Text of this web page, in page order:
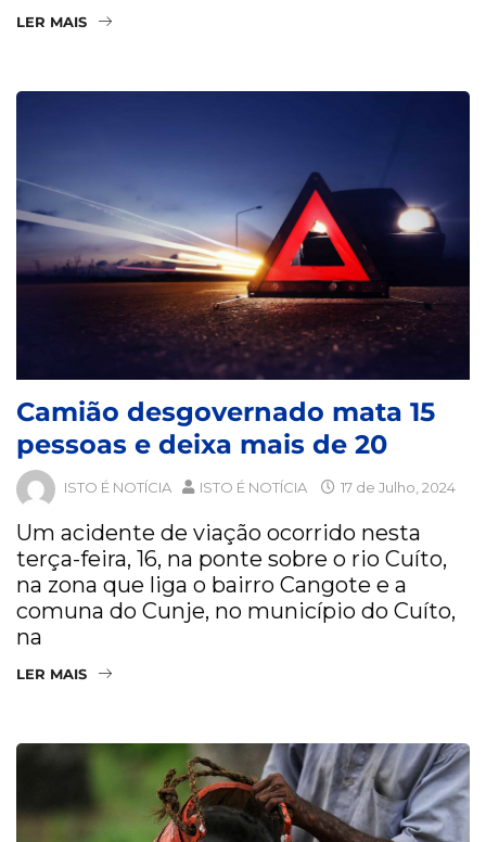
LER MAIS
Camião desgovernado mata 15
pessoas e deixa mais de 20
ISTO É NOTÍCIA ISTO É NOTÍCIA 17 de Julho, 2024
Um acidente de viação ocorrido nesta
terça-feira, 16, na ponte sobre o rio Cuíto,
na zona que liga o bairro Cangote e a
comuna do Cunje, no município do Cuíto,
na
LER MAIS